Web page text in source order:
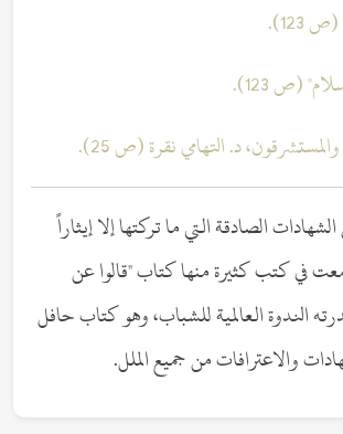
الصادقة التي ما تركتها إلا إيثاراً
في كتب كثيرة منها كتاب "قالوا عن
الندوة العالمية للشباب، وهو كتاب حافل
والاعترافات من جميع الملل.